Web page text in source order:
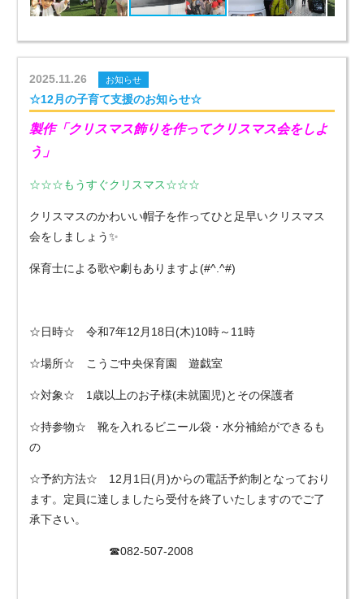
2025.11.26 お知らせ
☆12月の子育て支援のお知らせ☆
製作「クリスマス飾りを作ってクリスマス会をしよ
う」
☆☆☆もうすぐクリスマス☆☆☆
クリスマスのかわいい帽子を作ってひと足早いクリスマス
会をしましょう✨
保育士による歌や劇もありますよ(#^.^#)
☆日時☆ 令和7年12月18日(木)10時～11時
☆場所☆ こうご中央保育園 遊戯室
☆対象☆ 1歳以上のお子様(未就園児)とその保護者
☆持参物☆ 靴を入れるビニール袋・水分補給ができるも
の
☆予約方法☆ 12月1日(月)からの電話予約制となっており
ます。定員に達しましたら受付を終了いたしますのでご了
承下さい。
☎082-507-2008